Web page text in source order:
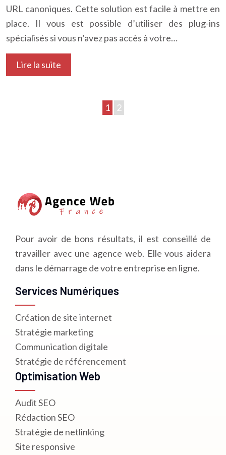
URL canoniques. Cette solution est facile à mettre en
place. Il vous est possible d’utiliser des plug-ins
spécialisés si vous n’avez pas accès à votre…
Lire la suite
1 2
Pour avoir de bons résultats, il est conseillé de
travailler avec une agence web. Elle vous aidera
dans le démarrage de votre entreprise en ligne.
Services Numériques
Création de site internet
Stratégie marketing
Communication digitale
Stratégie de référencement
Optimisation Web
Audit SEO
Rédaction SEO
Stratégie de netlinking
Site responsive